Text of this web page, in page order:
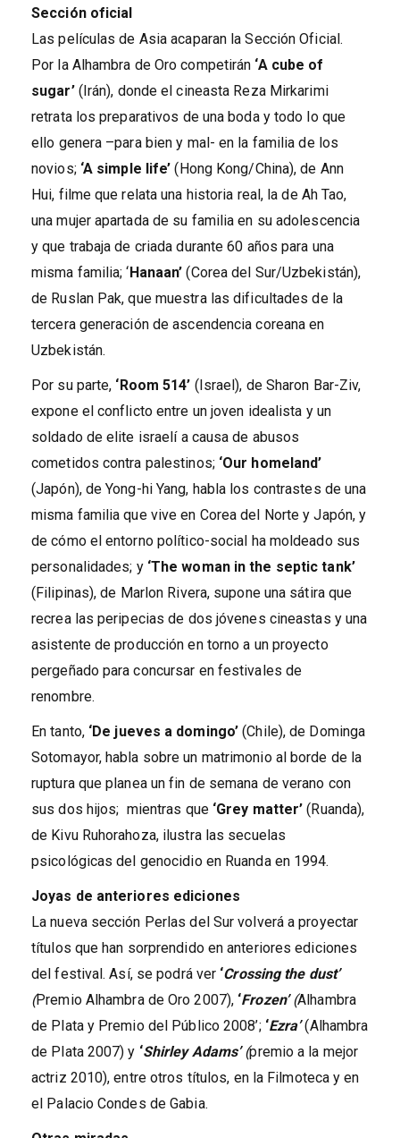
Sección oficial
Las películas de Asia acaparan la Sección Oficial.
Por la Alhambra de Oro competirán ‘A cube of
sugar’(Irán), donde el cineasta Reza Mirkarimi
retrata los preparativos de una boda y todo lo que
ello genera –para bien y mal- en la familia de los
novios; ‘A simple life’ (Hong Kong/China), de Ann
Hui, filme que relata una historia real, la de Ah Tao,
una mujer apartada de su familia en su adolescencia
y que trabaja de criada durante 60 años para una
misma familia; ‘ Hanaan’(Corea del Sur/Uzbekistán),
de Ruslan Pak, que muestra las dificultades de la
tercera generación de ascendencia coreana en
Uzbekistán.
Por su parte, ‘Room 514’ (Israel), de Sharon Bar-Ziv,
expone el conflicto entre un joven idealista y un
soldado de elite israelí a causa de abusos
cometidos contra palestinos; ‘Our homeland’
(Japón), de Yong-hi Yang, habla los contrastes de una
misma familia que vive en Corea del Norte y Japón, y
de cómo el entorno político-social ha moldeado sus
personalidades; y ‘The woman in the septic tank’
(Filipinas), de Marlon Rivera, supone una sátira que
recrea las peripecias de dos jóvenes cineastas y una
asistente de producción en torno a un proyecto
pergeñado para concursar en festivales de
renombre.
En tanto, ‘De jueves a domingo’ (Chile), de Dominga
Sotomayor, habla sobre un matrimonio al borde de la
ruptura que planea un fin de semana de verano con
sus dos hijos; mientras que ‘Grey matter’ (Ruanda),
de Kivu Ruhorahoza, ilustra las secuelas
psicológicas del genocidio en Ruanda en 1994.
Joyas de anteriores ediciones
La nueva sección Perlas del Sur volverá a proyectar
títulos que han sorprendido en anteriores ediciones
del festival. Así, se podrá ver ‘Crossing the dust’
(Premio Alhambra de Oro 2007), ‘Frozen’ (Alhambra
de Plata y Premio del Público 2008’; ‘Ezra’(Alhambra
de Plata 2007) y ‘Shirley Adams’ (premio a la mejor
actriz 2010), entre otros títulos, en la Filmoteca y en
el Palacio Condes de Gabia.